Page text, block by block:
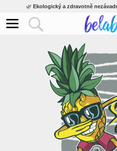
🌿 Ekologický a zdravotně
Inovativní výroba vlastní
Rychlé dodání
Výhodné pro firmy
Kvalita pod kontrolou
Eshop s tradicí od roku 2010